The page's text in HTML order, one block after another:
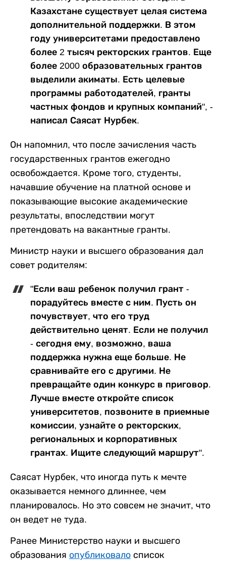
Казахстане существует целая система
дополнительной поддержки. В этом
году университетами предоставлено
более 2 тысяч ректорских грантов. Еще
более 2000 образовательных грантов
выделили акиматы. Есть целевые
программы работодателей, гранты
частных фондов и крупных компаний", -
написал Саясат Нурбек.
Он напомнил, что после зачисления часть
государственных грантов ежегодно
освобождается. Кроме того, студенты,
начавшие обучение на платной основе и
показывающие высокие академические
результаты, впоследствии могут
претендовать на вакантные гранты.
Министр науки и высшего образования дал
совет родителям:
"Если ваш ребенок получил грант -
порадуйтесь вместе с ним. Пусть он
почувствует, что его труд
действительно ценят. Если не получил
- сегодня ему, возможно, ваша
поддержка нужна еще больше. Не
сравнивайте его с другими. Не
превращайте один конкурс в приговор.
Лучше вместе откройте список
университетов, позвоните в приемные
комиссии, узнайте о ректорских,
региональных и корпоративных
грантах. Ищите следующий маршрут".
Саясат Нурбек, что иногда путь к мечте
оказывается немного длиннее, чем
планировалось. Но это совсем не значит, что
он ведет не туда.
Ранее Министерство науки и высшего
образования опубликовало список